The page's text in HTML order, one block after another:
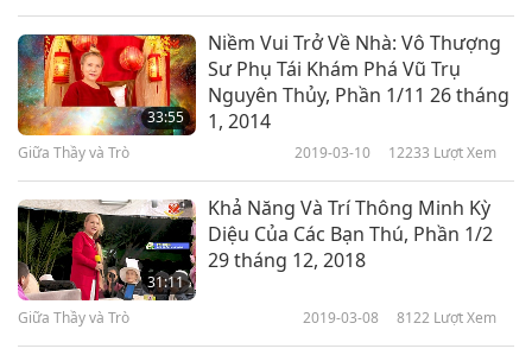
33:55
Niềm Vui Trở Về Nhà: Vô Thượng
Sư Phụ Tái Khám Phá Vũ Trụ
Nguyên Thủy, Phần 1/11 26 tháng
1, 2014
Giữa Thầy và Trò 2019-03-10 12233 Lượt Xem
31:11
Khả Năng Và Trí Thông Minh Kỳ
Diệu Của Các Bạn Thú, Phần 1/2
29 tháng 12, 2018
Giữa Thầy và Trò 2019-03-08 8122 Lượt Xem